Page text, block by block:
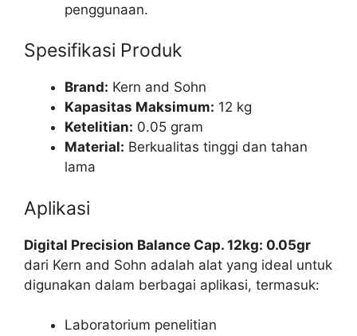
penggunaan.
Spesifikasi Produk
Brand: Kern and Sohn
Kapasitas Maksimum: 12 kg
Ketelitian: 0.05 gram
Material: Berkualitas tinggi dan tahan
lama
Aplikasi
Digital Precision Balance Cap. 12kg: 0.05gr
dari Kern and Sohn adalah alat yang ideal untuk
digunakan dalam berbagai aplikasi, termasuk:
Laboratorium penelitian